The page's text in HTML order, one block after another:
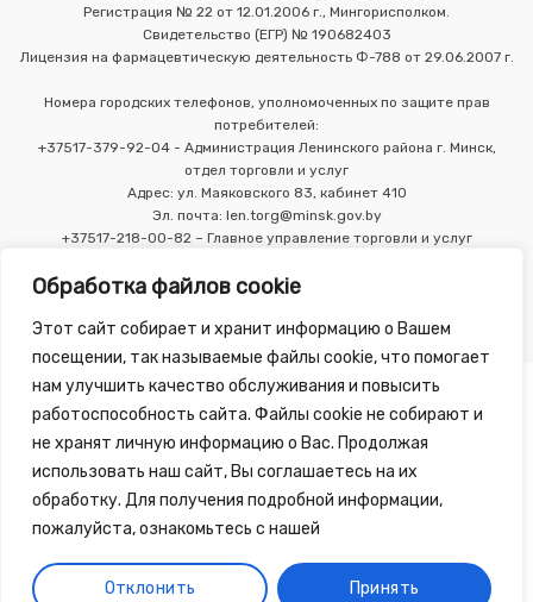
Обработка файлов cookie
Этот сайт собирает и хранит информацию о Вашем
посещении, так называемые файлы cookie, что помогает
нам улучшить качество обслуживания и повысить
работоспособность сайта. Файлы cookie не собирают и
не хранят личную информацию о Вас. Продолжая
использовать наш сайт, Вы соглашаетесь на их
обработку. Для получения подробной информации,
пожалуйста, ознакомьтесь с нашей
Отклонить Принять
Регистрация № 22 от 12.01.2006 г., Мингорисполком.
Свидетельство (ЕГР) № 190682403
Лицензия на фармацевтическую деятельность Ф-788 от 29.06.2007 г.
Номера городских телефонов, уполномоченных по защите прав
потребителей:
+37517-379-92-04 - Администрация Ленинского района г. Минск,
отдел торговли и услуг
Адрес: ул. Маяковского 83, кабинет 410
Эл. почта: len.torg@minsk.gov.by
+37517-218-00-82 – Главное управление торговли и услуг
Copyright 2010 - 2026 ©Зелёная Аптека, разработка сайта
-Tirex Media
Обработка персональных данных